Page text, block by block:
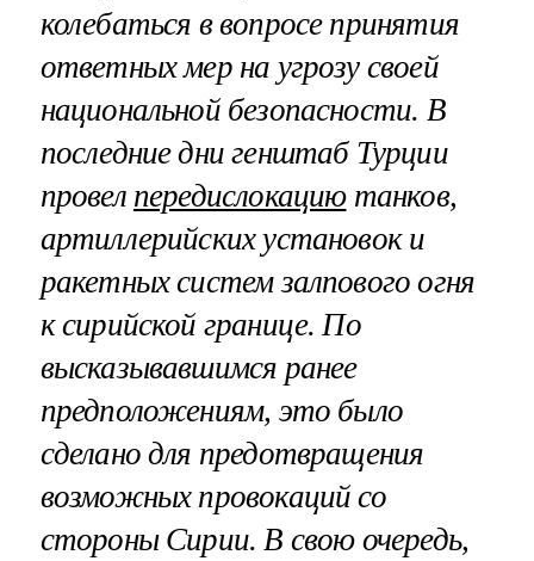
колебаться в вопросе принятия
ответных мер на угрозу своей
национальной безопасности. В
последние дни генштаб Турции
провел передислокациютанков,
артиллерийских установок и
ракетных систем залпового огня
к сирийской границе. По
высказывавшимся ранее
предположениям, это было
сделано для предотвращения
возможных провокаций со
стороны Сирии. В свою очередь,